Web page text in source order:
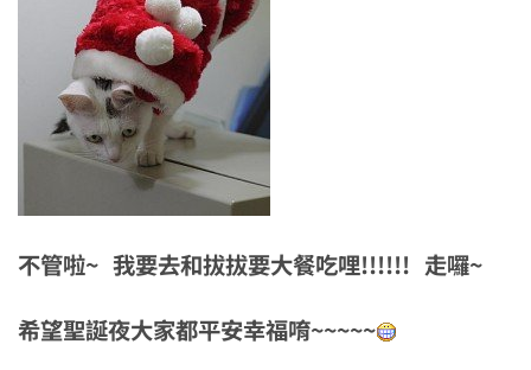
不管啦~ 我要去和拔拔要大餐吃哩!!!!!! 走囉~
希望聖誕夜大家都平安幸福唷~~~~~